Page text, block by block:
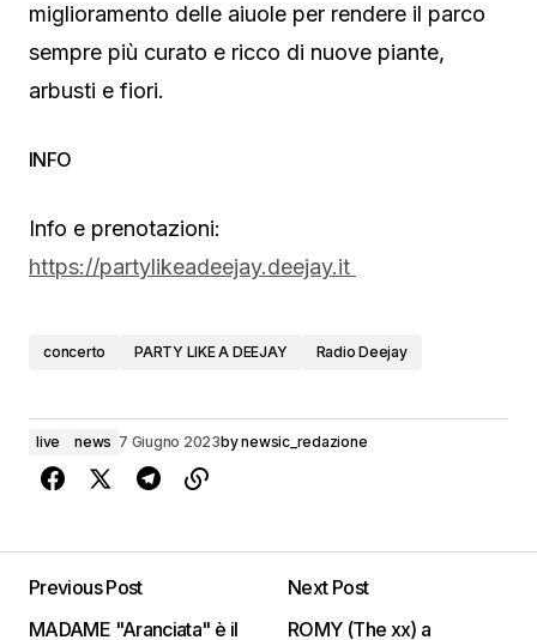
miglioramento delle aiuole per rendere il parco
sempre più curato e ricco di nuove piante,
arbusti e fiori.
INFO
Info e prenotazioni:
https://partylikeadeejay.deejay.it
concerto PARTY LIKE A DEEJAY Radio Deejay
live news 7 Giugno 2023bynewsic_redazione
Previous Post
MADAME "Aranciata" è il
Next Post
ROMY (The xx) a